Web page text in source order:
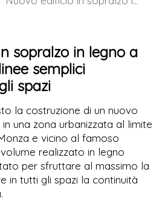
sopralzo in legno a
semplici
spazi
la costruzione di un nuovo
una zona urbanizzata al limite
e vicino al famoso
realizzato in legno
per sfruttare al massimo la
in tutti gli spazi la continuità